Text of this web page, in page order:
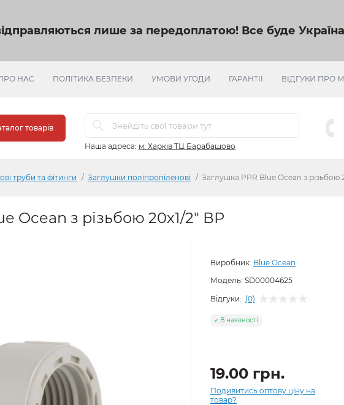
лише за передоплатою! Все буде
НАС ПОЛІТИКА БЕЗПЕКИ УМОВИ УГОДИ ГАРАНТІЇ ВІДГУКИ ПРО
товарів
Наша адреса: м. Харків ТЦ Барабашово
труби та фітинги Заглушки поліпропіленові Заглушка PPR Blue Ocean з різьбою
Ocean з різьбою 20х1/2" ВР
Виробник: Blue Ocean
Модель: SD00004625
Відгуки: (0)
В наявності
19.00 грн.
Подивитись оптову ціну на
товар?